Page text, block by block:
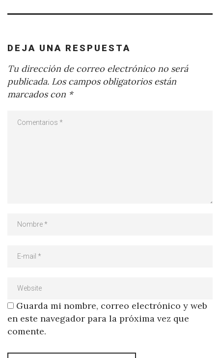
DEJA UNA RESPUESTA
Tu dirección de correo electrónico no será
publicada. Los campos obligatorios están
marcados con *
Guarda mi nombre, correo electrónico y web
en este navegador para la próxima vez que
comente.